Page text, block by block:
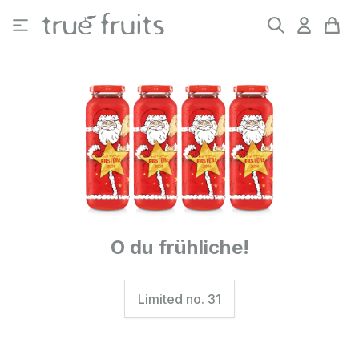
Zum Hauptinhalt springen
O du frühliche!
Limited no. 31